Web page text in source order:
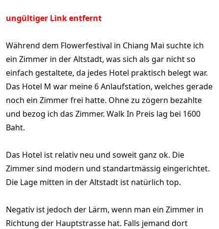
ungültiger Link entfernt
Während dem Flowerfestival in Chiang Mai suchte ich
ein Zimmer in der Altstadt, was sich als gar nicht so
einfach gestaltete, da jedes Hotel praktisch belegt war.
Das Hotel M war meine 6 Anlaufstation, welches gerade
noch ein Zimmer frei hatte. Ohne zu zögern bezahlte
und bezog ich das Zimmer. Walk In Preis lag bei 1600
Baht.
Das Hotel ist relativ neu und soweit ganz ok. Die
Zimmer sind modern und standartmässig eingerichtet.
Die Lage mitten in der Altstadt ist natürlich top.
Negativ ist jedoch der Lärm, wenn man ein Zimmer in
Richtung der Hauptstrasse hat. Falls jemand dort